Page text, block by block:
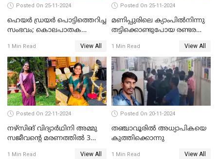
Posted On 25-11-2024
ഹെയര്‍ ഡ്രയര്‍ പൊട്ടിത്തെറിച്ച
സംഭവം; കൊലപാതക
ചെയ്തു
1 Min Read View All
Posted On 25-11-2024
മണിപ്പുരിലെ ക്യാംപില്‍നിന്നു
തട്ടിക്കൊണ്ടുപോയ രണ്ടര
പീഡനത്തിനിരയായി
1 Min Read View All
Posted On 22-11-2024
നഴ്സിങ് വിദ്യാര്‍ഥിനി അമ്മു
സജീവന്റെ മരണത്തില്‍ 3
1 Min Read View All
Posted On 20-11-2024
തഞ്ചാവൂരില്‍ അധ്യാപികയെ
കുത്തിക്കൊന്നു
1 Min Read View All